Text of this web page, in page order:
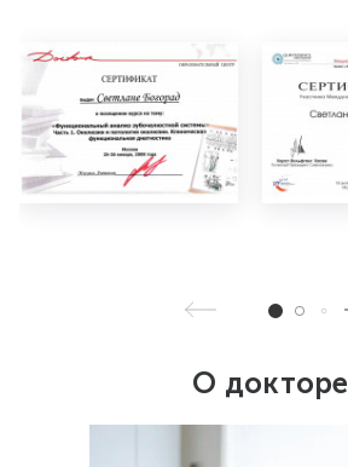
О докторе